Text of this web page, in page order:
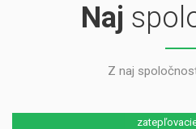
Naj
Z naj